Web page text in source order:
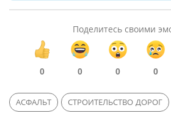
Поделитесь своими
0 0 0 0
АСФАЛЬТ СТРОИТЕЛЬСТВО ДОРОГ